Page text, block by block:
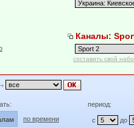
Каналы:
составить свой
по времени
период:
с до